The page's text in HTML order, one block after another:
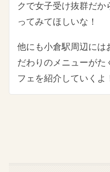
クで女子受け抜群だか
ってみてほしいな！
他にも小倉駅周辺には
だわりのメニューがた
フェを紹介していくよ